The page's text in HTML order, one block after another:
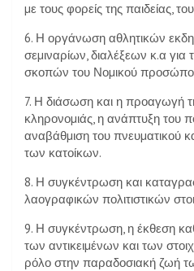
µε τους φορείς της παιδείας,
6. Η οργάνωση αθλητικών
σεµιναρίων, διαλέξεων κ.α
σκοπών του Νοµικού
7. Η διάσωση και η προαγωγή
κληρονοµιάς, η ανάπτυξη του
αναβάθµιση του πνευµατικού
των κατοίκων.
8. Η συγκέντρωση και
λαογραφικών πολιτιστικών
9. Η συγκέντρωση, η έκθεση
των αντικειµένων και των
ρόλο στην παραδοσιακή ζωή